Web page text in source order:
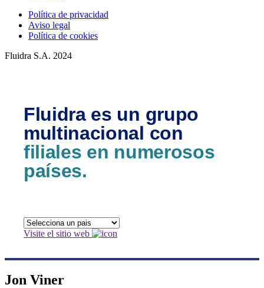
Política de privacidad
Aviso legal
Política de cookies
Fluidra S.A. 2024
Fluidra es un grupo
multinacional con
filiales en numerosos
países.
Visite el sitio web
Jon Viner